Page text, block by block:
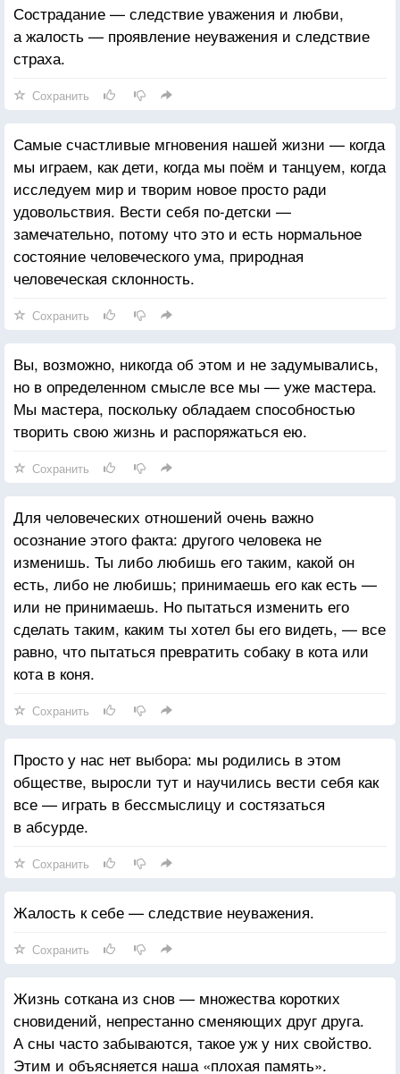
Сострадание — следствие уважения и любви,
а жалость — проявление неуважения и следствие
страха.
Сохранить
Самые счастливые мгновения нашей жизни — когда
мы играем, как дети, когда мы поём и танцуем, когда
исследуем мир и творим новое просто ради
удовольствия. Вести себя по-детски —
замечательно, потому что это и есть нормальное
состояние человеческого ума, природная
человеческая склонность.
Сохранить
Вы, возможно, никогда об этом и не задумывались,
но в определенном смысле все мы — уже мастера.
Мы мастера, поскольку обладаем способностью
творить свою жизнь и распоряжаться ею.
Сохранить
Для человеческих отношений очень важно
осознание этого факта: другого человека не
изменишь. Ты либо любишь его таким, какой он
есть, либо не любишь; принимаешь его как есть —
или не принимаешь. Но пытаться изменить его
сделать таким, каким ты хотел бы его видеть, — все
равно, что пытаться превратить собаку в кота или
кота в коня.
Сохранить
Просто у нас нет выбора: мы родились в этом
обществе, выросли тут и научились вести себя как
все — играть в бессмыслицу и состязаться
в абсурде.
Сохранить
Жалость к себе — следствие неуважения.
Сохранить
Жизнь соткана из снов — множества коротких
сновидений, непрестанно сменяющих друг друга.
А сны часто забываются, такое уж у них свойство.
Этим и объясняется наша «плохая память».